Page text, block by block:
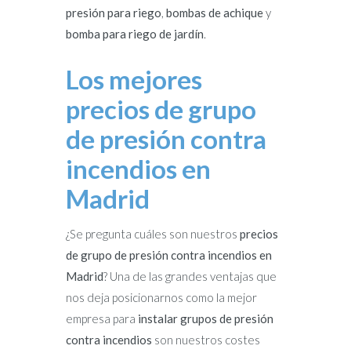
presión para riego, bombas de achiquey
bomba para riego de jardín.
Los mejores
precios de grupo
de presión contra
incendios en
Madrid
¿Se pregunta cuáles son nuestros precios
de grupo de presión contra incendios en
Madrid? Una de las grandes ventajas que
nos deja posicionarnos como la mejor
empresa para instalar grupos de presión
contra incendios son nuestros costes